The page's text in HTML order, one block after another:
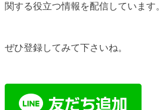
関する役立つ情報を配信しています。
ぜひ登録してみて下さいね。